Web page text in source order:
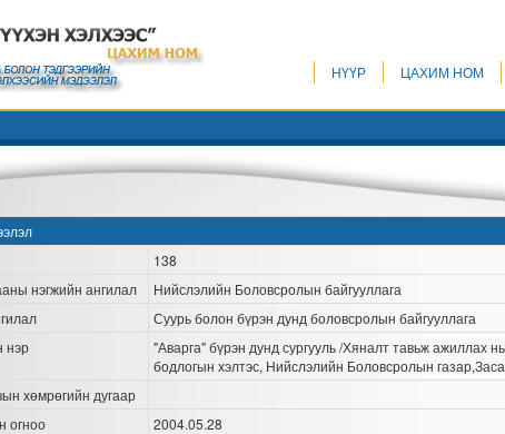
НҮҮР ЦАХИМ НОМ
138
нэгжийн ангилал
Нийслэлийн Боловсролын байгууллага
Суурь болон бүрэн дунд боловсролын байгууллага
нэр
"Аварга" бүрэн дунд сургууль /Хяналт тавьж ажиллах
бодлогын хэлтэс, Нийслэлийн Боловсролын
хөмрөгийн дугаар
огноо
2004.05.28